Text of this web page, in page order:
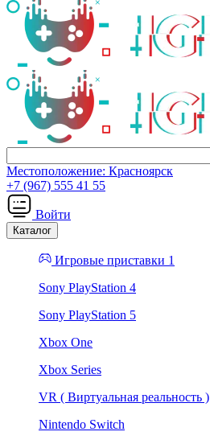
Местоположение: Красноярск
+7 (967) 555 41 55
Войти
Каталог
Игровые приставки 1
Sony PlayStation 4
Sony PlayStation 5
Xbox One
Xbox Series
VR ( Виртуальная реальность )
Nintendo Switch